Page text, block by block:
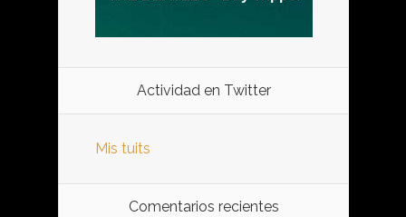
Actividad en Twitter
Mis tuits
Comentarios recientes